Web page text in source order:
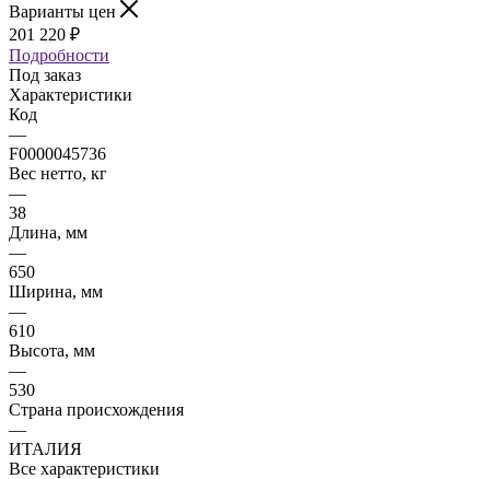
Варианты цен
201 220 ₽
Подробности
Под заказ
Характеристики
Код
—
F0000045736
Вес нетто, кг
—
38
Длина, мм
—
650
Ширина, мм
—
610
Высота, мм
—
530
Страна происхождения
—
ИТАЛИЯ
Все характеристики